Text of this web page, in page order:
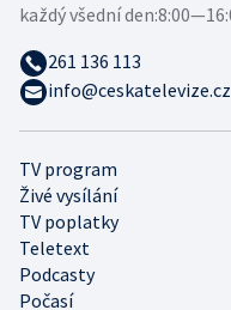
TV program
Živé vysílání
TV poplatky
Teletext
Podcasty
Počasí
každý všední den:
261 136 113
info@ceskatelevize.cz